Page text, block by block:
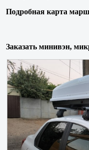
Подробная карта
Заказать минивэн,